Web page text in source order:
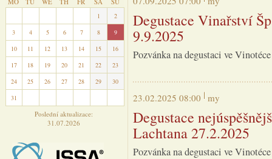
1
2
3
4 5 6 7 8
9
10
11 12 13 14 15
16
17
18 19 20 21 22
23
24
25 26 27 28 29
30
31
Poslední aktualizace:
31.07.2026
Degustace Vinařství
9.9.2025
Pozvánka na degustaci ve
23.02.2025 08:00 my
Degustace
Lachtana 27.2.2025
Pozvánka na degustaci ve